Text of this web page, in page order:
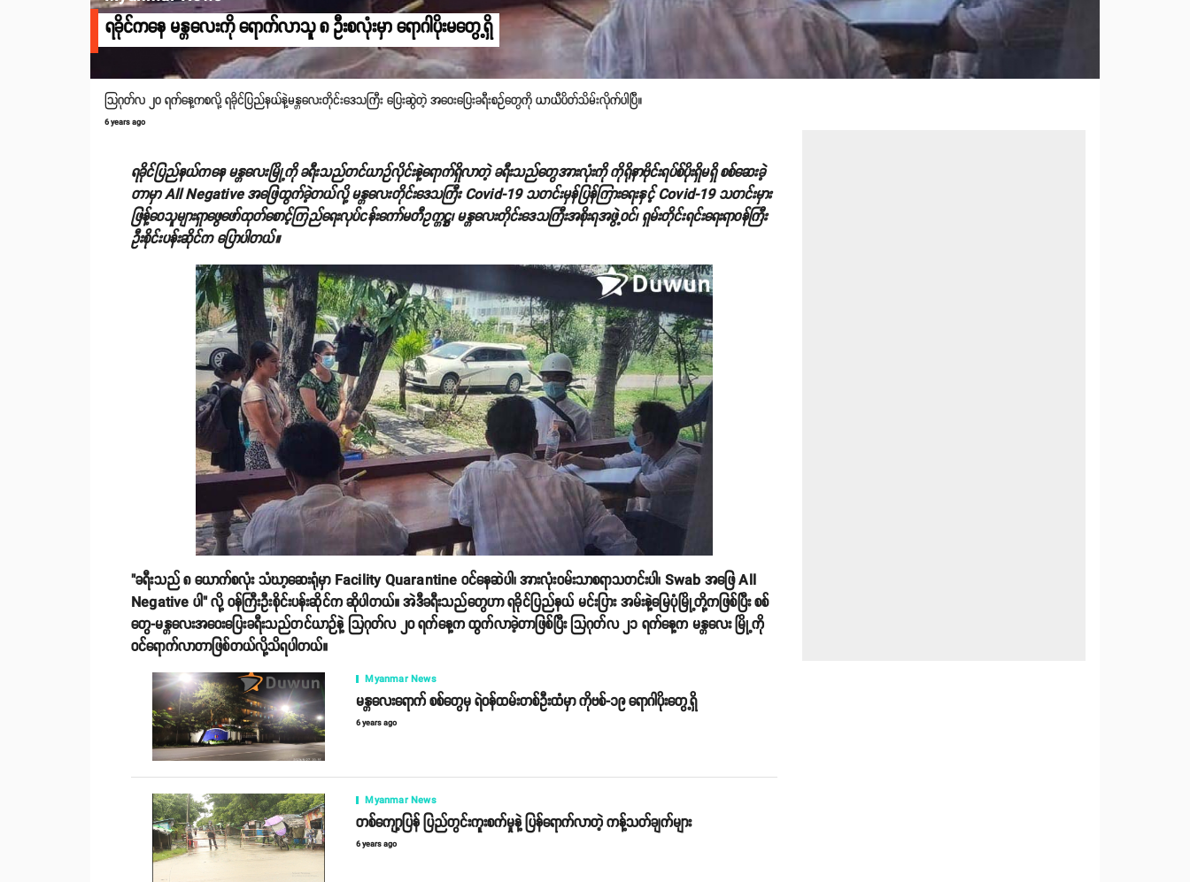
ရခိုင်ကနေ မန္တလေးကို ‌ရောက်လာသူ ၈ ဦးစလုံးမှာ ရောဂါပိုးမတွေ့ရှိ
သြဂုတ်လ ၂၀ ရက်နေ့ကစလို့ ရခိုင်ပြည်နယ်နဲ့မန္တလေးတိုင်းဒေသကြီး ပြေးဆွဲတဲ့ အဝေးပြေးခရီးစဉ်တွေကို ယာယီပိတ်သိမ်းလိုက်ပါပြီ။
6 years ago
ရခိုင်ပြည်နယ်ကနေ မန္တလေးမြို့ကို ခရီးသည်တင်ယာဉ်လိုင်းနဲ့ရောက်ရှိလာတဲ့ ခရီးသည်တွေအားလုံးကို ကိုရိုနာဗိုင်းရပ်စ်ပိုးရှိမရှိ စစ်ဆေးခဲ့
တာမှာ All Negative အဖြေထွက်ခဲ့တယ်လို့ မန္တလေးတိုင်းဒေသကြီး Covid-19 သတင်းမှန်ပြန်ကြားရေးနှင့် Covid-19 သတင်းမှား
ဖြန့်ဝေသူများရှာဖွေဖော်ထုတ်စောင့်ကြည်ရေးလုပ်ငန်းကော်မတီဥက္ကဋ္ဌ၊ မန္တလေးတိုင်းဒေသကြီးအစိုးရအဖွဲ့ဝင်၊ ရှမ်းတိုင်းရင်းရေးရာဝန်ကြီး
ဦးစိုင်းပန်းဆိုင်က ပြောပါတယ်။
"ခရီးသည် ၈ ယောက်စလုံး သံဃာ့ဆေးရုံမှာ Facility Quarantine ဝင်နေဆဲပါ၊ အားလုံးဝမ်းသာစရာသတင်းပါ၊ Swab အဖြေ All
Negative ပါ" လို့ ဝန်ကြီးဦးစိုင်းပန်းဆိုင်က ဆိုပါတယ်။ အဲဒီခရီးသည်တွေဟာ ရခိုင်ပြည်နယ် မင်းပြား အမ်းနဲ့မြေပုံမြို့တို့ကဖြစ်ပြီး စစ်
တွေ-မန္တလေးအဝေးပြေးခရီးသည်တင်ယာဉ်နဲ့ သြဂုတ်လ ၂၀ ရက်နေ့က ထွက်လာခဲ့တာဖြစ်ပြီး သြဂုတ်လ ၂၁ ရက်နေ့က မန္တလေး မြို့ကို
ဝင်ရောက်လာတာဖြစ်တယ်လို့သိရပါတယ်။
Myanmar News
မန္တလေးရောက် စစ်တွေမှ ရဲဝန်ထမ်းတစ်ဦးထံမှာ ကိုဗစ်-၁၉ ရောဂါပိုးတွေ့ရှိ
6 years ago
Myanmar News
တစ်ကျော့ပြန် ပြည်တွင်းကူးစက်မှုနဲ့ ပြန်ရောက်လာတဲ့ ကန့်သတ်ချက်များ
6 years ago